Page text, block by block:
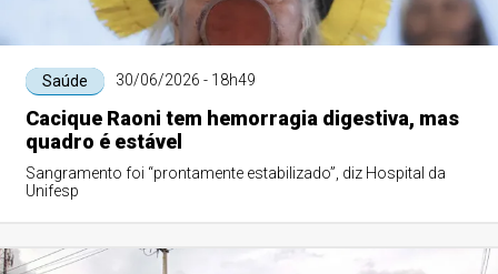
Saúde 30/06/2026 - 18h49
Cacique Raoni tem hemorragia digestiva, mas
quadro é estável
Sangramento foi “prontamente estabilizado”, diz Hospital da
Unifesp